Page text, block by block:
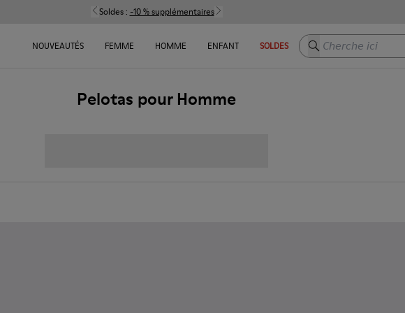
Soldes : -10 % supplémentaires
NOUVEAUTÉS FEMME HOMME ENFANT SOLDES Cherche ici
Pelotas pour Homme